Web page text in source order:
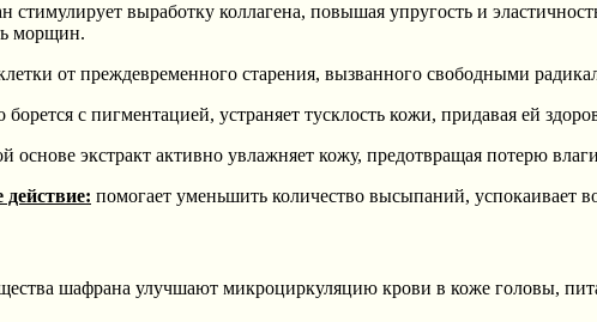
стимулирует выработку коллагена, повышая упругость и
морщин.
от преждевременного старения, вызванного свободными
борется с пигментацией, устраняет тусклость кожи, придавая ей
основе экстракт активно увлажняет кожу, предотвращая потерю
действие: помогает уменьшить количество высыпаний, успокаивает
шафрана улучшают микроциркуляцию крови в коже головы,